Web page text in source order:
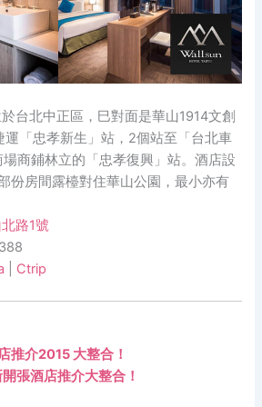
台北中正區，巳對面是華山1914文創
運「忠孝新生」站，2個站至「台北車
商鋪林立的「忠孝復興」站。酒店設
份房間露檯對住華山公園，最小亦有
路1號
Ctrip
推介2015 大整合！
張酒店推介大整合！